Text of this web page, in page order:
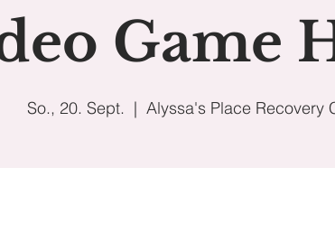
Game
So., 20. Sept.
  |
Alyssa's Place Recovery